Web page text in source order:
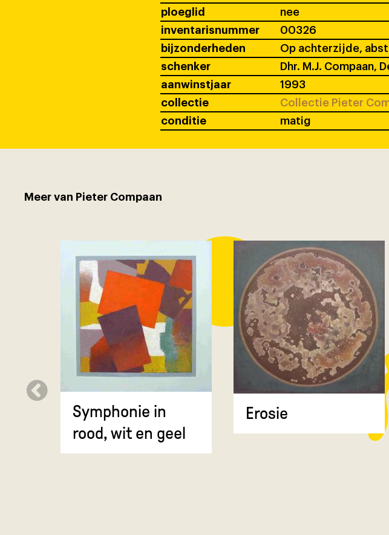
ploeglid
nee
inventarisnummer
00326
bijzonderheden
Op achterzijde,
schenker
Dhr. M.J. Compaan,
aanwinstjaar
1993
collectie
Collectie Pieter
conditie
matig
Meer van Pieter Compaan
Symphonie in
rood, wit en geel
Erosie